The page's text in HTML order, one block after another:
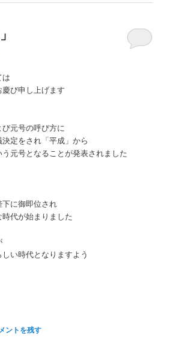
は
び申し上げます
元号の呼び方に
定をされ「平成」から
元号となることが発表されました
に御即位され
時代が始まりました
い時代となりますよう
ントを残す